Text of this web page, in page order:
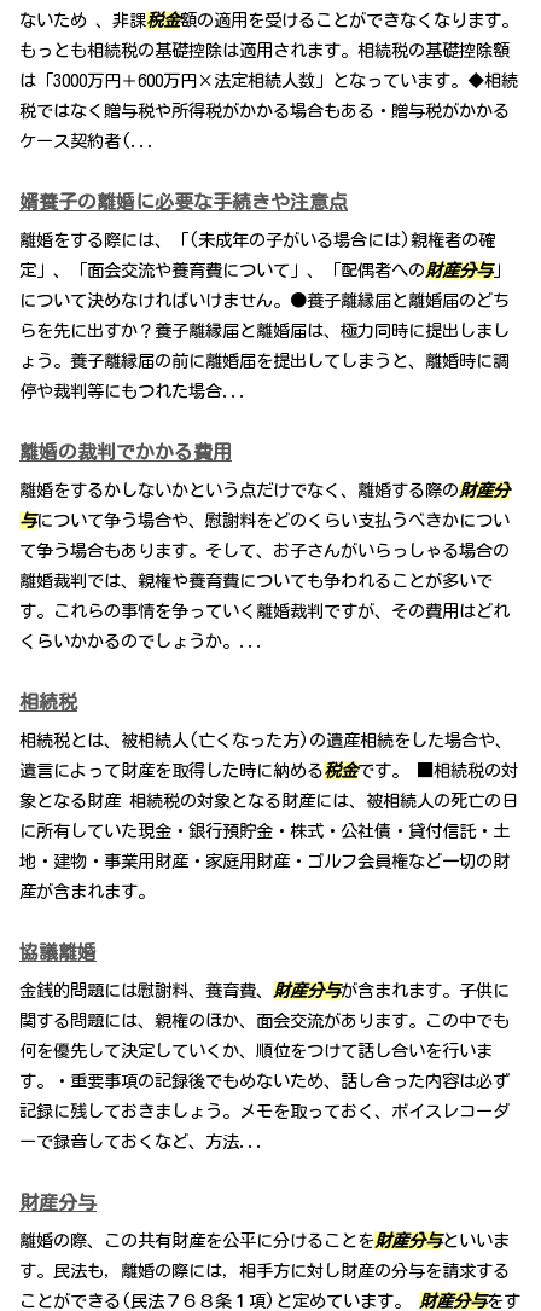
ないため 、非課税金額の適用を受けることができなくなります。
もっとも相続税の基礎控除は適用されます。相続税の基礎控除額
は「3000万円＋600万円×法定相続人数」となっています。◆相続
税ではなく贈与税や所得税がかかる場合もある・贈与税がかかる
ケース契約者(...
婿養子の離婚に必要な手続きや注意点
離婚をする際には、「(未成年の子がいる場合には)親権者の確
定」、「面会交流や養育費について」、「配偶者への財産分与」
について決めなければいけません。●養子離縁届と離婚届のどち
らを先に出すか？養子離縁届と離婚届は、極力同時に提出しまし
ょう。養子離縁届の前に離婚届を提出してしまうと、離婚時に調
停や裁判等にもつれた場合...
離婚の裁判でかかる費用
離婚をするかしないかという点だけでなく、離婚する際の財産分
与について争う場合や、慰謝料をどのくらい支払うべきかについ
て争う場合もあります。そして、お子さんがいらっしゃる場合の
離婚裁判では、親権や養育費についても争われることが多いで
す。これらの事情を争っていく離婚裁判ですが、その費用はどれ
くらいかかるのでしょうか。...
相続税
相続税とは、被相続人(亡くなった方)の遺産相続をした場合や、
遺言によって財産を取得した時に納める税金です。 ■相続税の対
象となる財産 相続税の対象となる財産には、被相続人の死亡の日
に所有していた現金・銀行預貯金・株式・公社債・貸付信託・土
地・建物・事業用財産・家庭用財産・ゴルフ会員権など一切の財
産が含まれます。
協議離婚
金銭的問題には慰謝料、養育費、 財産分与が含まれます。子供に
関する問題には、親権のほか、面会交流があります。この中でも
何を優先して決定していくか、順位をつけて話し合いを行いま
す。・重要事項の記録後でもめないため、話し合った内容は必ず
記録に残しておきましょう。メモを取っておく、ボイスレコーダ
ーで録音しておくなど、方法...
財産分与
離婚の際、この共有財産を公平に分けることを財産分与といいま
す。民法も，離婚の際には，相手方に対し財産の分与を請求する
ことができる(民法７６８条１項)と定めています。 財産分与をす